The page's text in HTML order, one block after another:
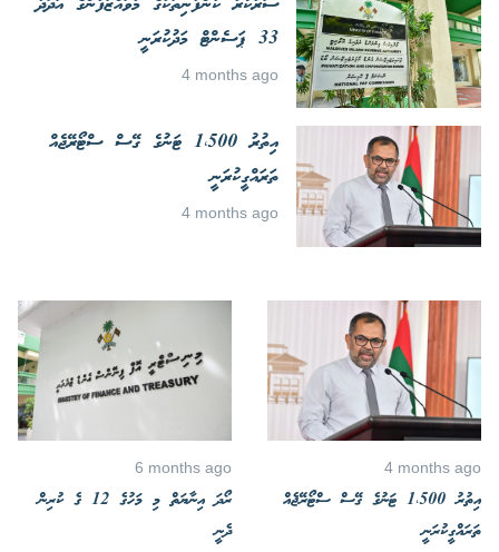
33 ޕަސެންޓް މަދުކުރަނީ
4 months ago
އިތުރު 1،500 ޓަނުގެ ގޭސް ސްޓޯރޭޖެއް
ތަރައްގީކުރަނީ
4 months ago
4 months ago
އިތުރު 1،500 ޓަނުގެ ގޭސް ސްޓޯރޭޖެއް
ތަރައްގީކުރަނީ
6 months ago
ރޯދަ އިނާޔަތް މި މަހުގެ 12 ގެ ކުރިން
ދެނީ